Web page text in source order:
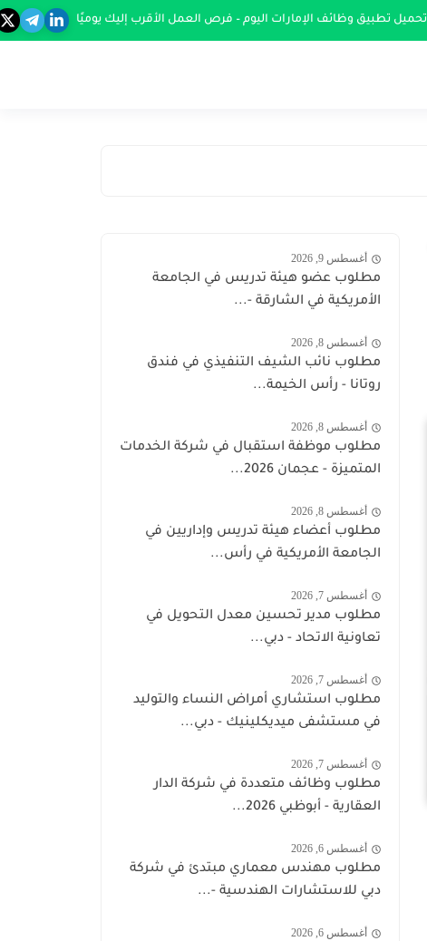
تحميل تطبيق وظائف الإمارات اليوم – فرص العمل الأقرب إليك يوميًا
أغسطس 9, 2026
مطلوب عضو هيئة تدريس في الجامعة
الأمريكية في الشارقة -...
أغسطس 8, 2026
مطلوب نائب الشيف التنفيذي في فندق
روتانا - رأس الخيمة...
أغسطس 8, 2026
مطلوب موظفة استقبال في شركة الخدمات
المتميزة - عجمان 2026...
أغسطس 8, 2026
مطلوب أعضاء هيئة تدريس وإداريين في
الجامعة الأمريكية في رأس...
أغسطس 7, 2026
مطلوب مدير تحسين معدل التحويل في
تعاونية الاتحاد - دبي...
أغسطس 7, 2026
مطلوب استشاري أمراض النساء والتوليد
في مستشفى ميديكلينيك - دبي...
أغسطس 7, 2026
مطلوب وظائف متعددة في شركة الدار
العقارية - أبوظبي 2026...
أغسطس 6, 2026
مطلوب مهندس معماري مبتدئ في شركة
دبي للاستشارات الهندسية -...
أغسطس 6, 2026